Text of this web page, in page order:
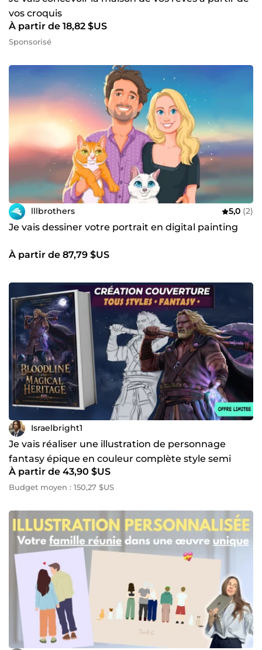
vos croquis
À partir de 18,82 $US
Sponsorisé
lllbrothers 5,0 (2)
Je vais dessiner votre portrait en digital painting
À partir de 87,79 $US
Israelbright1
Je vais réaliser une illustration de personnage
fantasy épique en couleur complète style semi
réaliste
À partir de 43,90 $US
Budget moyen : 150,27 $US